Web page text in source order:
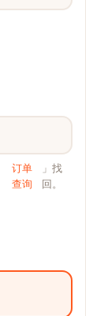
订单
查询
」找
回。